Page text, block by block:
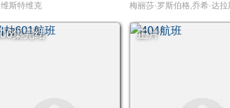
得·穆兰,托尼·库兰,道格拉斯·霍奇,埃迪·马森,尼古拉斯·格利
维斯特维克 梅丽莎·罗斯伯格,乔希·达
集完结 正片